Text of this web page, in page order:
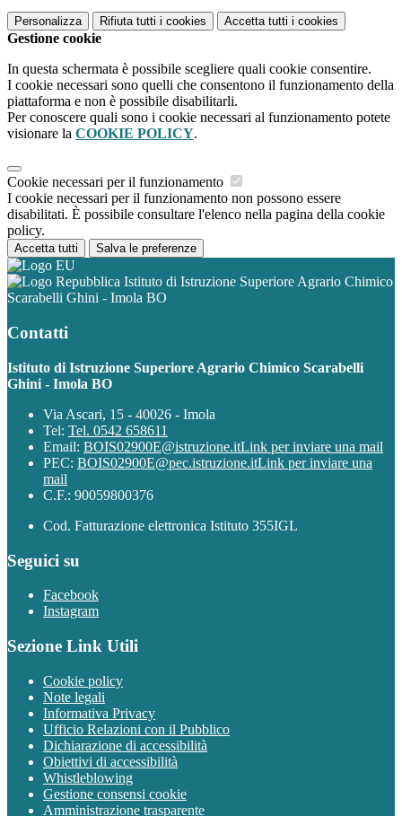
Personalizza Rifiuta tutti i cookies Accetta tutti i cookies
Gestione cookie
In questa schermata è possibile scegliere quali cookie consentire.
I cookie necessari sono quelli che consentono il funzionamento della
piattaforma e non è possibile disabilitarli.
Per conoscere quali sono i cookie necessari al funzionamento potete
visionare la COOKIE POLICY.
Cookie necessari per il funzionamento
I cookie necessari per il funzionamento non possono essere
disabilitati. È possibile consultare l'elenco nella pagina della cookie
policy.
Accetta tutti Salva le preferenze
Istituto di Istruzione Superiore Agrario Chimico
Scarabelli Ghini - Imola BO
Contatti
Istituto di Istruzione Superiore Agrario Chimico Scarabelli
Ghini - Imola BO
Via Ascari, 15 - 40026 - Imola
Tel: Tel. 0542 658611
Email: BOIS02900E@istruzione.itLink per inviare una mail
PEC: BOIS02900E@pec.istruzione.itLink per inviare una
mail
C.F.: 90059800376
Cod. Fatturazione elettronica Istituto 355IGL
Seguici su
Facebook
Instagram
Sezione Link Utili
Cookie policy
Note legali
Informativa Privacy
Ufficio Relazioni con il Pubblico
Dichiarazione di accessibilità
Obiettivi di accessibilità
Whistleblowing
Gestione consensi cookie
Amministrazione trasparente